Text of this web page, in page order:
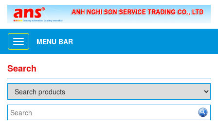
Toggle
navigation
MENU BAR
Search